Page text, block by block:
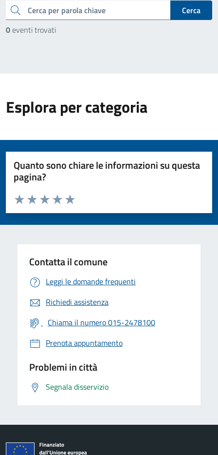
cerca
Cerca
0eventi trovati
Esplora per categoria
Quanto sono chiare le informazioni su questa
pagina?
Valuta da 1 a 5 stelle la pagina
Valuta 5 stelle su 5
Valuta 4 stelle su 5
Valuta 3 stelle su 5
Valuta 2 stelle su 5
Valuta 1 stelle su 5
Contatta il comune
Leggi le domande frequenti
Richiedi assistenza
Chiama il numero 015-2478100
Prenota appuntamento
Problemi in città
Segnala disservizio